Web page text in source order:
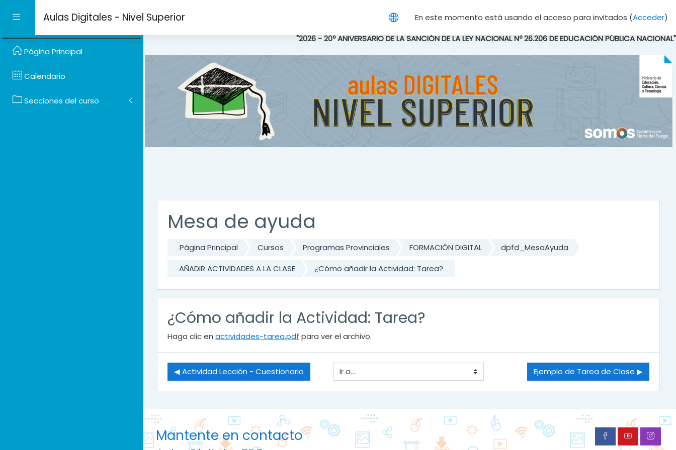
Panel lateralAulas Digitales - Nivel Superior En este momento está usando el acceso para invitados (Acceder)
"2026 - 20º ANIVERSARIO DE LA SANCIÓN DE LA LEY NACIONAL Nº 26.206 DE EDUCACIÓN PÚBLICA NACIONAL"
Mesa de ayuda
Página Principal Cursos Programas Provinciales FORMACIÓN DIGITAL
dpfd_MesaAyuda
AÑADIR ACTIVIDADES A LA CLASE
¿Cómo añadir la Actividad: Tarea?
¿Cómo añadir la Actividad: Tarea?
Haga clic en actividades-tarea.pdf para ver el archivo.
◀︎ Actividad Lección - Cuestionario Ir a... Ejemplo de Tarea de Clase ▶︎
Página Principal
Calendario
Secciones del curso
Mantente en contacto